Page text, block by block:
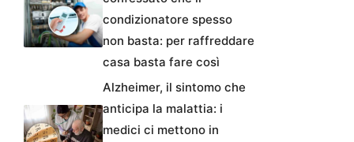
condizionatore spesso
non basta: per raffreddare
casa basta fare così
Alzheimer, il sintomo che
anticipa la malattia: i
medici ci mettono in